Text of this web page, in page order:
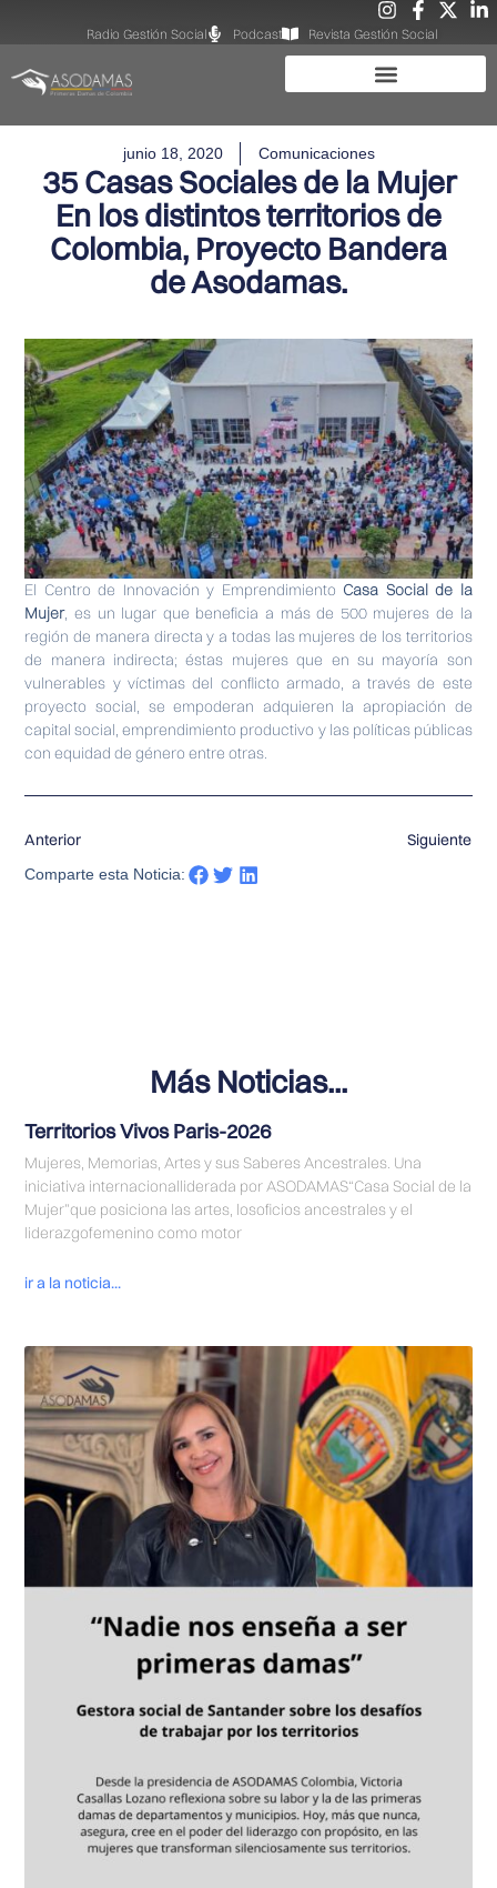
Radio Gestión Social Podcast Revista Gestión Social
junio 18, 2020 Comunicaciones
35 Casas Sociales de la Mujer
En los distintos territorios de
Colombia, Proyecto Bandera
de Asodamas.
El Centro de Innovación y Emprendimiento Casa Social de la
Mujer, es un lugar que beneficia a más de 500 mujeres de la
región de manera directa y a todas las mujeres de los territorios
de manera indirecta; éstas mujeres que en su mayoría son
vulnerables y víctimas del conflicto armado, a través de este
proyecto social, se empoderan adquieren la apropiación de
capital social, emprendimiento productivo y las políticas públicas
con equidad de género entre otras.
Anterior Siguiente
Comparte esta Noticia:
Más Noticias...
Territorios Vivos Paris-2026
Mujeres, Memorias, Artes y sus Saberes Ancestrales. Una
iniciativa internacionalliderada por ASODAMAS“Casa Social de la
Mujer”que posiciona las artes, losoficios ancestrales y el
liderazgofemenino como motor
ir a la noticia...